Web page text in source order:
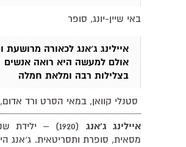
באי שיין-יונג, סופר
איילינג ג׳אנג לכאורה מרושעת
אולם למעשה היא רואה אנשים
בצלילות רבה ומלאת חמלה
סטנלי קוואן, במאי הסרט ורד
איילינג ג'אנג
(1920) – ילידת
מסאית, סופרת ותסריטאית. ג׳אנג